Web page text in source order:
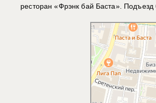
ресторан «Фрэнк бай Баста».
Москва
Мясницкая улица: